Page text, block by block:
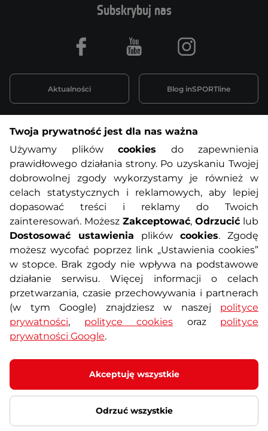
Informacje o zakupach
O nas Regulamin sklepu
Polityka prywatności Koszty przesyłek
Metody płatności Program lojalnościowy
Usługi dodatkowe Reklamacje i serwis
Formularz kontaktowy Wyposażenie siłowni
Subskrybuj nas
Aktualności Blog inSPORTline
Facebook Youtube Instagram
Twoja prywatność jest dla nas ważna
Używamy plików cookies do zapewnienia
prawidłowego działania strony. Po uzyskaniu Twojej
dobrowolnej zgody wykorzystamy je również w
celach statystycznych i reklamowych, aby lepiej
dopasować treści i reklamy do Twoich
zainteresowań. Możesz Zakceptować, Odrzucić lub
Dostosować ustawienia plików cookies. Zgodę
możesz wycofać poprzez link „Ustawienia cookies”
w stopce. Brak zgody nie wpływa na podstawowe
działanie serwisu. Więcej informacji o celach
przetwarzania, czasie przechowywania i partnerach
(w tym Google) znajdziesz w naszej polityce
prywatności, polityce cookies oraz polityce
prywatności Google.
Akceptuję wszystkie
Odrzuć wszystkie